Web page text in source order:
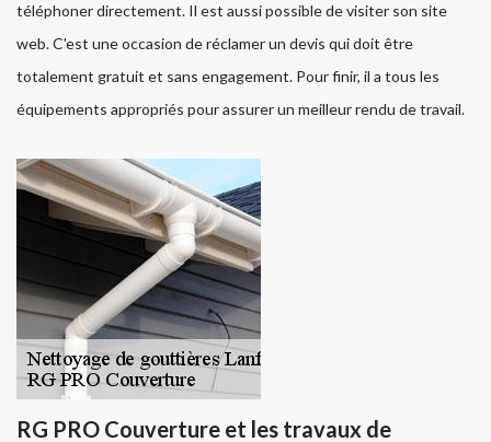
téléphoner directement. Il est aussi possible de visiter son site
web. C'est une occasion de réclamer un devis qui doit être
totalement gratuit et sans engagement. Pour finir, il a tous les
équipements appropriés pour assurer un meilleur rendu de travail.
RG PRO Couverture et les travaux de